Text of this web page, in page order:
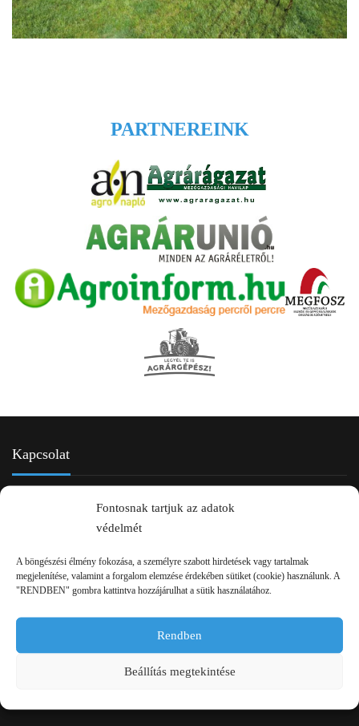
Fontosnak tartjuk az adatok
védelmét
A böngészési élmény fokozása, a személyre szabott hirdetések vagy tartalmak
megjelenítése, valamint a forgalom elemzése érdekében sütiket (cookie) használunk. A
"RENDBEN" gombra kattintva hozzájárulhat a sütik használatához.
Rendben
Beállítás megtekintése
PARTNEREINK
Kapcsolat